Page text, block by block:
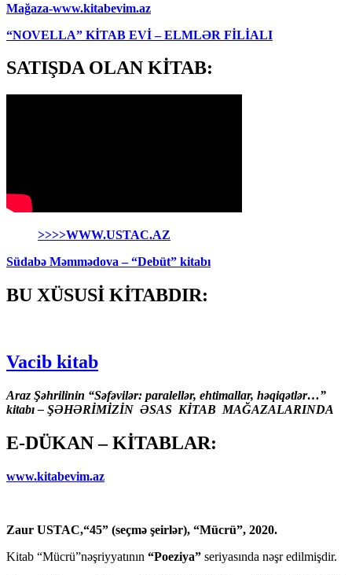
Mağaza-www.kitabevim.az
“NOVELLA” KİTAB EVİ – ELMLƏR FİLİALI
SATIŞDA OLAN KİTAB:
>>>>WWW.USTAC.AZ
Südabə Məmmədova – “Debüt” kitabı
BU XÜSUSİ KİTABDIR:
Vacib kitab
Araz Şəhrilinin “Səfəvilər: paralellər, ehtimallar, həqiqətlər…”
kitabı – ŞƏHƏRİMİZİN ƏSAS KİTAB MAĞAZALARINDA
E-DÜKAN – KİTABLAR:
www.kitabevim.az
Zaur USTAC,“45” (seçmə şeirlər), “Mücrü”, 2020.
Kitab “Mücrü”nəşriyyatının “Poeziya” seriyasında nəşr edilmişdir.